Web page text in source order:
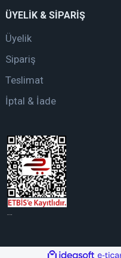
ÜYELİK & SİPARİŞ
Üyelik
Sipariş
Teslimat
İptal & İade
ideasoft